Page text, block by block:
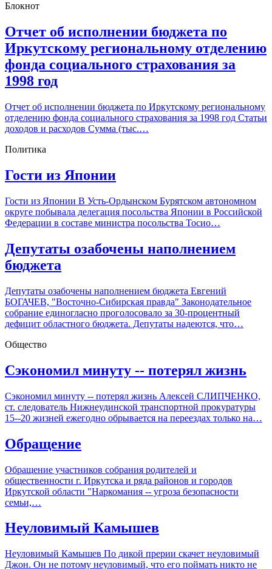
Блокнот
Отчет об исполнении бюджета по
Иркутскому региональному отделению
фонда социального страхования за
1998 год
Отчет об исполнении бюджета по Иркутскому региональному
отделению фонда социального страхования за 1998 год Статьи
доходов и расходов Сумма (тыс.…
Политика
Гости из Японии
Гости из Японии В Усть-Ордынском Бурятском автономном
округе побывала делегация посольства Японии в Российской
Федерации в составе министра посольства Тосио…
Депутаты озабочены наполнением
бюджета
Депутаты озабочены наполнением бюджета Евгений
БОГАЧЕВ, "Восточно-Сибирская правда" Законодательное
собрание единогласно проголосовало за 30-процентный
дефицит областного бюджета. Депутаты надеются, что…
Общество
Сэкономил минуту -- потерял жизнь
Сэкономил минуту -- потерял жизнь Алексей СЛИПЧЕНКО,
ст. следователь Нижнеудинской транспортной прокуратуры
15--20 жизней ежегодно обрывается на переездах только на…
Обращение
Обращение участников собрания родителей и
общественности г. Иркутска и ряда районов и городов
Иркутской области "Наркомания -- угроза безопасности
семьи,…
Неуловимый Камышев
Неуловимый Камышев По дикой прерии скачет неуловимый
Джон. Он не потому неуловимый, что его поймать никто не